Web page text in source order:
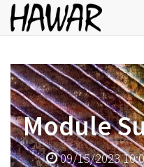
Module
09/15/2023